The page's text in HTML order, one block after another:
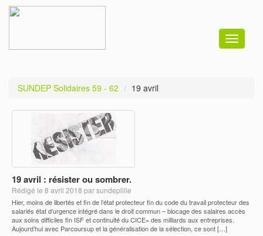
Toggle
SUNDEP Solidaires 59 - 62 19 avril
19 avril : résister ou sombrer.
Rédigé le 8 avril 2018 par sundeplille
Hier, moins de libertés et fin de l’état protecteur fin du code du travail protecteur des
salariés état d’urgence intégré dans le droit commun – blocage des salaires accès
aux soins difficiles fin ISF et continuité du CICE= des milliards aux entreprises.
Aujourd’hui avec Parcoursup et la généralisation de la sélection, ce sont […]